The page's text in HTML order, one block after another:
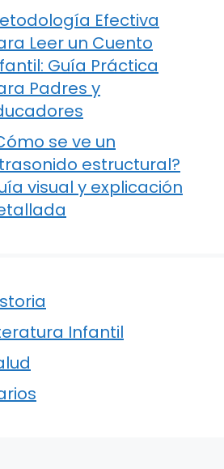
Efectiva
Leer un Cuento
Guía Práctica
Padres y
se ve un
estructural?
visual y explicación
Infantil